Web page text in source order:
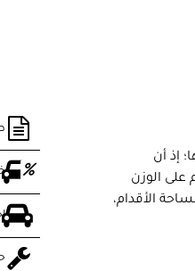
إذ أن
على الوزن
الأقدام،